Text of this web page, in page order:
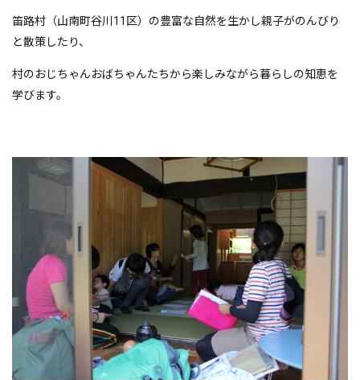
笛路村（山南町谷川11区）の豊富な自然を生かし親子がのんびり
と散策したり、
村のおじちゃんおばちゃんたちから楽しみながら暮らしの知恵を
学びます。